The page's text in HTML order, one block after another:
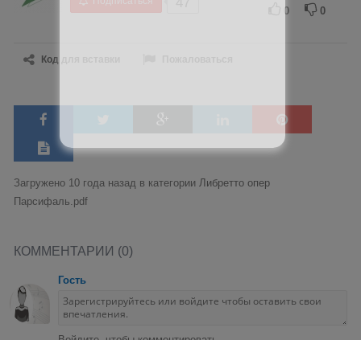
0 0
Код для вставки
Загружено 10 года назад в категории Либретто опер
Парсифаль.pdf
КОММЕНТАРИИ (0)
Гость